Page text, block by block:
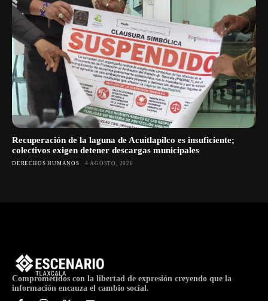
Recuperación de la laguna de Acuitlapilco es insuficiente;
colectivos exigen detener descargas municipales
DERECHOS HUMANOS 4 AGOSTO, 2026
Comprometidos con la libertad de expresión creyendo que la
información encauza el cambio social.